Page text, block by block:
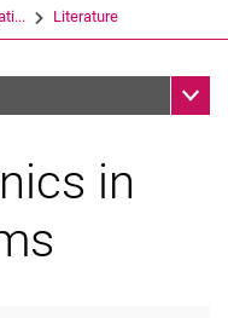
externen Link in einem
Literature
in